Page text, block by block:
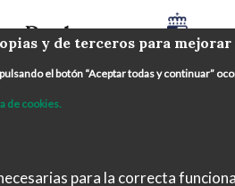
y de terceros para
el botón “Aceptar todas y continuar”
de cookies.
para la correcta